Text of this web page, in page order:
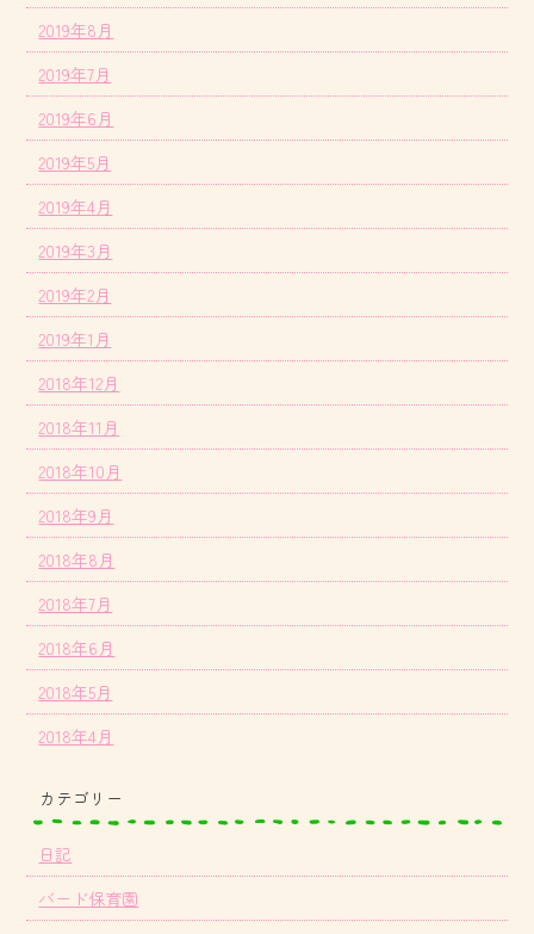
2019年8月
2019年7月
2019年6月
2019年5月
2019年4月
2019年3月
2019年2月
2019年1月
2018年12月
2018年11月
2018年10月
2018年9月
2018年8月
2018年7月
2018年6月
2018年5月
2018年4月
カテゴリー
日記
バード保育園